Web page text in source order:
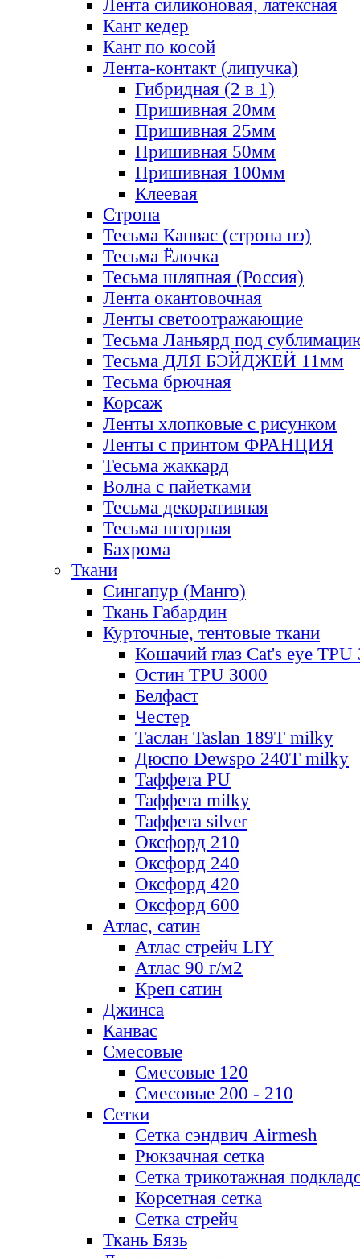
Лента силиконовая, латексная
Кант кедер
Кант по косой
Лента-контакт (липучка)
Гибридная (2 в 1)
Пришивная 20мм
Пришивная 25мм
Пришивная 50мм
Пришивная 100мм
Клеевая
Стропа
Тесьма Канвас (стропа пэ)
Тесьма Ёлочка
Тесьма шляпная (Россия)
Лента окантовочная
Ленты светоотражающие
Тесьма Ланьярд под
Тесьма ДЛЯ БЭЙДЖЕЙ 11мм
Тесьма брючная
Корсаж
Ленты хлопковые с рисунком
Ленты с принтом ФРАНЦИЯ
Тесьма жаккард
Волна с пайетками
Тесьма декоративная
Тесьма шторная
Бахрома
Ткани
Сингапур (Манго)
Ткань Габардин
Курточные, тентовые ткани
Кошачий глаз Cat's eye TPU
Остин TPU 3000
Белфаст
Честер
Таслан Taslan 189T milky
Дюспо Dewspo 240T milky
Таффета PU
Таффета milky
Таффета silver
Оксфорд 210
Оксфорд 240
Оксфорд 420
Оксфорд 600
Атлас, сатин
Атлас стрейч LIY
Атлас 90 г/м2
Креп сатин
Джинса
Канвас
Смесовые
Смесовые 120
Смесовые 200 - 210
Сетки
Сетка сэндвич Airmesh
Рюкзачная сетка
Сетка трикотажная
Корсетная сетка
Сетка стрейч
Ткань Бязь